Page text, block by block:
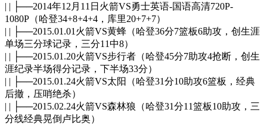
| | ├──2014年12月11日火箭VS勇士英语-国语高清720P-
1080P（哈登34+8+4+4，库里20+7+7）
| | ├──2015.01.01火箭VS黄蜂（哈登36分7篮板6助攻，创生涯
单场三分球记录，三分11中8）
| | ├──2015.01.20火箭VS步行者（哈登45分7助攻4抢断，创生
涯纪录半场得分记录，下半场33分）
| | ├──2015.01.24火箭VS太阳（哈登31分10助攻6篮板，经典
后撤，压哨绝杀）
| | ├──2015.02.24火箭VS森林狼（哈登31分11篮板10助攻，三
分线经典晃倒卢比奥）